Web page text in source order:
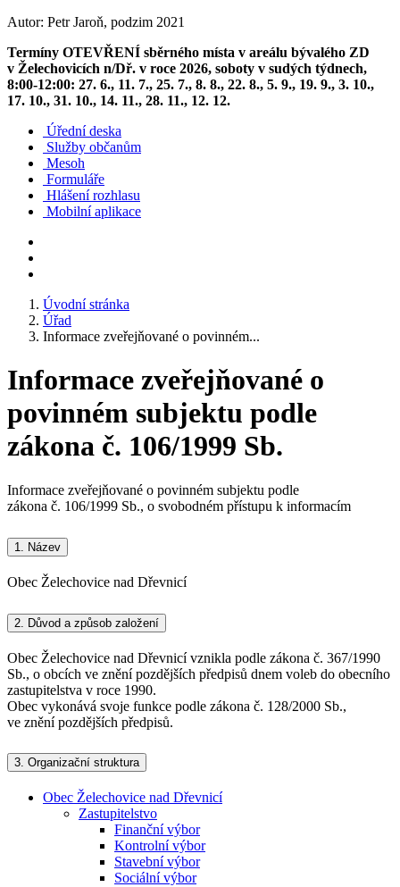
Autor: Petr Jaroň, podzim 2021
Termíny OTEVŘENÍ sběrného místa v areálu bývalého ZD
v Želechovicích n/Dř. v roce 2026, soboty v sudých týdnech,
8:00-12:00: 27. 6., 11. 7., 25. 7., 8. 8., 22. 8., 5. 9., 19. 9., 3. 10.,
17. 10., 31. 10., 14. 11., 28. 11., 12. 12.
Úřední deska
Služby občanům
Mesoh
Formuláře
Hlášení rozhlasu
Mobilní aplikace
Úvodní stránka
Úřad
Informace zveřejňované o povinném...
Informace zveřejňované o
povinném subjektu podle
zákona č. 106/1999 Sb.
Informace zveřejňované o povinném subjektu podle
zákona č. 106/1999 Sb., o svobodném přístupu k informacím
1. Název
Obec Želechovice nad Dřevnicí
2. Důvod a způsob založení
Obec Želechovice nad Dřevnicí vznikla podle zákona č. 367/1990
Sb., o obcích ve znění pozdějších předpisů dnem voleb do obecního
zastupitelstva v roce 1990.
Obec vykonává svoje funkce podle zákona č. 128/2000 Sb.,
ve znění pozdějších předpisů.
3. Organizační struktura
Obec Želechovice nad Dřevnicí
Zastupitelstvo
Finanční výbor
Kontrolní výbor
Stavební výbor
Sociální výbor